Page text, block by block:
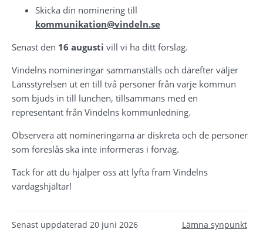
kommunikation@vindeln.se
Senast den 16 augusti vill vi ha ditt förslag.
Vindelns nomineringar sammanställs och därefter väljer
Länsstyrelsen ut en till två personer från varje kommun
som bjuds in till lunchen, tillsammans med en
representant från Vindelns kommunledning.
Observera att nomineringarna är diskreta och de personer
som föreslås ska inte informeras i förväg.
Tack för att du hjälper oss att lyfta fram Vindelns
vardagshjältar!
Senast uppdaterad 20 juni 2026 Lämna synpunkt